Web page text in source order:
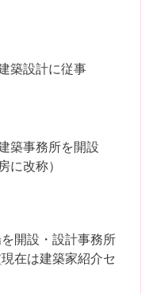
築設計に従事
築事務所を開設
に改称）
開設・設計事務所
在は建築家紹介セ